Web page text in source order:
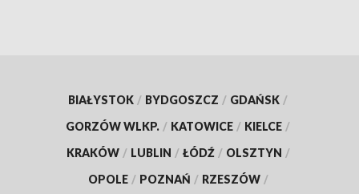
BIAŁYSTOK / BYDGOSZCZ / GDAŃSK /
GORZÓW WLKP. / KATOWICE / KIELCE /
KRAKÓW / LUBLIN / ŁÓDŹ / OLSZTYN /
OPOLE / POZNAŃ / RZESZÓW /